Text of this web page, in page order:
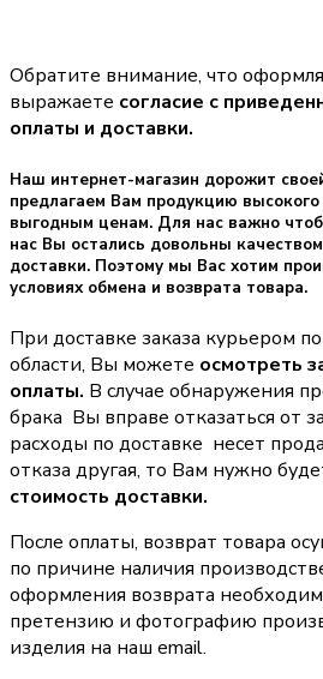
Обратите внимание, что
выражаете согласие с
оплаты и доставки.
Наш интернет-магазин дорожит
предлагаем Вам продукцию
выгодным ценам. Для нас важно
нас Вы остались довольны
доставки. Поэтому мы Вас хотим
условиях обмена и возврата товара.
При доставке заказа курьером
области, Вы можете осмотреть
оплаты. В случае обнаружения
брака Вы вправе отказаться от
расходы по доставке несет
отказа другая, то Вам нужно
стоимость доставки.
После оплаты, возврат товара
по причине наличия
оформления возврата
претензию и фотографию
изделия на наш email.